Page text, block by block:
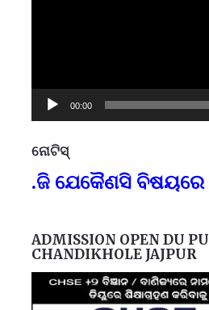
00:00
ନୋଟିସ୍
ଯେକୈଣସି ବିଷୟରେ
ADMISSION OPEN DU
CHANDIKHOLE JAJPUR